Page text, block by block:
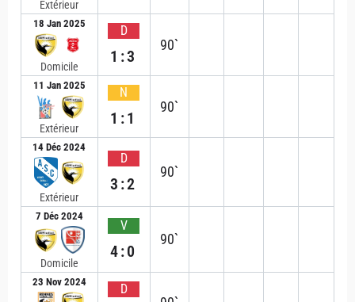
Extérieur
18 Jan 2025
Domicile
D
1:3
90`
11 Jan 2025
Extérieur
N
1:1
90`
14 Déc 2024
Extérieur
D
3:2
90`
7 Déc 2024
Domicile
V
4:0
90`
23 Nov 2024 D